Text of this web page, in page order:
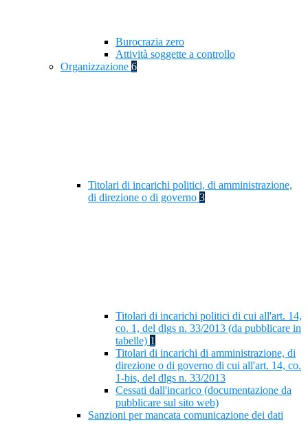
Burocrazia zero
Attività soggette a controllo
Organizzazione 6
Titolari di incarichi politici, di amministrazione,
di direzione o di governo 3
Titolari di incarichi politici di cui all'art. 14,
co. 1, del dlgs n. 33/2013 (da pubblicare in
tabelle) 1
Titolari di incarichi di amministrazione, di
direzione o di governo di cui all'art. 14, co.
1-bis, del dlgs n. 33/2013
Cessati dall'incarico (documentazione da
pubblicare sul sito web)
Sanzioni per mancata comunicazione dei dati